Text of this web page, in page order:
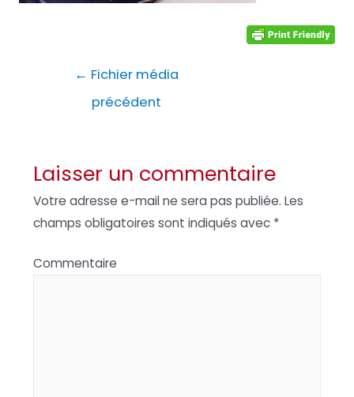
Navigation
← Fichier média
précédent
Laisser un commentaire
Votre adresse e-mail ne sera pas publiée. Les
champs obligatoires sont indiqués avec *
Commentaire